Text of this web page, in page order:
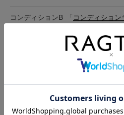
コンディションB 「 コンディション
表面汚れあり
ベージュ
素材 絹100%